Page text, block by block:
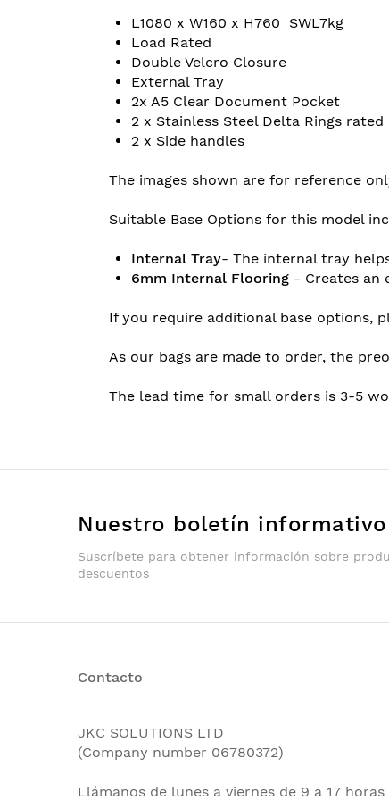
L1080 x W160 x H760 SWL7kg
Load Rated
Double Velcro Closure
External Tray
2x A5 Clear Document Pocket
2 x Stainless Steel Delta Rings
2 x Side handles
The images shown are for reference
Suitable Base Options for this model
Internal Tray- The internal tray
6mm Internal Flooring - Creates an
If you require additional base options,
As our bags are made to order, the
The lead time for small orders is 3-5
Nuestro boletín informativo
Suscríbete para obtener información sobre
descuentos
Contacto
JKC SOLUTIONS LTD
(Company number 06780372)
Llámanos de lunes a viernes de 9 a 17 horas